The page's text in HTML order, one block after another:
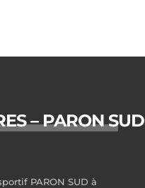
– PARON SUD
PARON SUD à